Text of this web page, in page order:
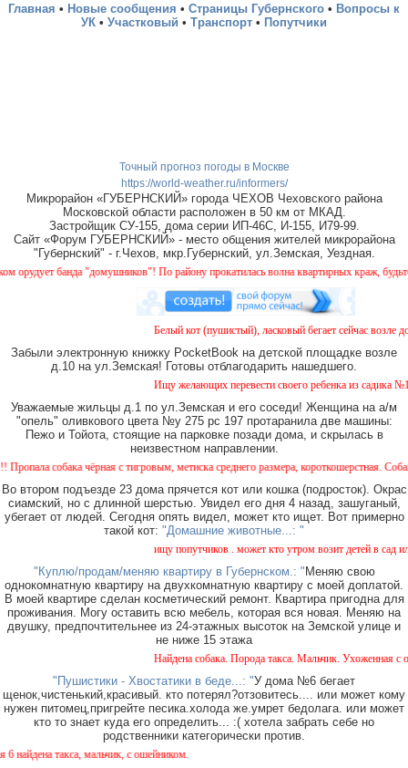
Главная • Новые сообщения • Страницы Губернского • Вопросы к
УК • Участковый • Транспорт • Попутчики
Точный прогноз погоды в Москве
https://world-weather.ru/informers/
Микрорайон «ГУБЕРНСКИЙ» города ЧЕХОВ Чеховского района
Московской области расположен в 50 км от МКАД.
Застройщик СУ-155, дома серии ИП-46С, И-155, И79-99.
Сайт «Форум ГУБЕРНСКИЙ» - место общения жителей микрорайона
"Губернский" - г.Чехов, мкр.Губернский, ул.Земская, Уездная.
банда "домушников"! По району прокатилась волна квартирных краж, будьте
Белый кот (пушистый), ласковый бегает сейчас возле
Забыли электронную книжку PocketBook на детской площадке возле
д.10 на ул.Земская! Готовы отблагодарить нашедшего.
Ищу желающих перевести своего ребенка из садика
Уважаемые жильцы д.1 по ул.Земская и его соседи! Женщина на а/м
"опель" оливкового цвета №у 275 рс 197 протаранила две машины:
Пежо и Тойота, стоящие на парковке позади дома, и скрылась в
неизвестном направлении.
собака чёрная с тигровым, метиска среднего размера, короткошерстная. Собака
Во втором подъезде 23 дома прячется кот или кошка (подросток). Окрас
сиамский, но с длинной шерстью. Увидел его дня 4 назад, зашуганый,
убегает от людей. Сегодня опять видел, может кто ищет. Вот примерно
такой кот: "Домашние животные...: "
ищу попутчиков . может кто утром возит детей в сад
"Куплю/продам/меняю квартиру в Губернском.: " Меняю свою
однокомнатную квартиру на двухкомнатную квартиру с моей доплатой.
В моей квартире сделан косметический ремонт. Квартира пригодна для
проживания. Могу оставить всю мебель, которая вся новая. Меняю на
двушку, предпочтительнее из 24-этажных высоток на Земской улице и
не ниже 15 этажа
Найдена собака. Порода такса. Мальчик. Ухоженная с
"Пушистики - Хвостатики в беде...: "У дома №6 бегает
щенок,чистенький,красивый. кто потерял?отзовитесь.... или может кому
нужен питомец,пригрейте песика.холода же.умрет бедолага. или может
кто то знает куда его определить... :( хотела забрать себе но
родственники категорически против.
такса, мальчик, с ошейником.